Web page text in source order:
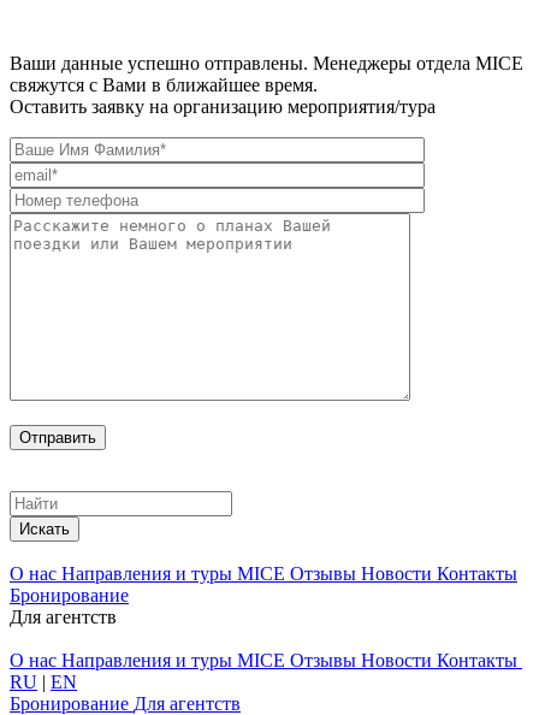
Ваши данные успешно отправлены. Менеджеры отдела MICE
свяжутся с Вами в ближайшее время.
Оставить заявку на организацию мероприятия/тура
Искать
О нас Направления и туры MICE Отзывы Новости Контакты
Бронирование
Для агентств
О нас Направления и туры MICE Отзывы Новости Контакты
RU | EN
Бронирование Для агентств